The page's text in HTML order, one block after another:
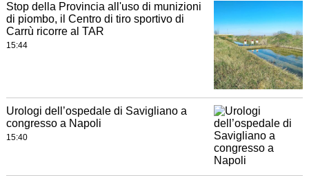
Stop della Provincia all'uso di munizioni
di piombo, il Centro di tiro sportivo di
Carrù ricorre al TAR
15:44
Urologi dell’ospedale di Savigliano a
congresso a Napoli
15:40